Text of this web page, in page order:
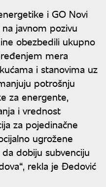
i GO Novi
javnom pozivu
obezbedili ukupno
mera
i stanovima uz
potrošnju
za energente,
i vrednost
za pojedinačne
ugrožene
dobiju subvenciju
rekla je Đedović